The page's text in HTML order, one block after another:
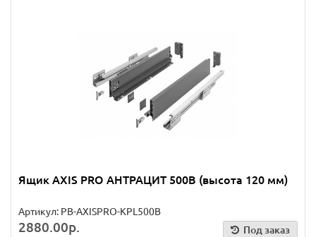
Ящик AXIS PRO АНТРАЦИТ 500B (высота 120 мм)
Артикул: PB-AXISPRO-KPL500B
2880.00р. Под заказ